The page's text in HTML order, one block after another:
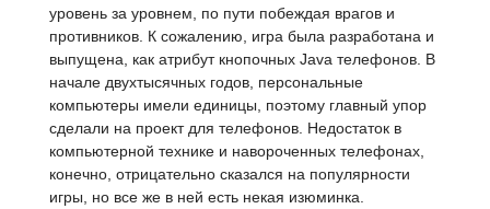
уровень за уровнем, по пути побеждая врагов и
противников. К сожалению, игра была разработана и
выпущена, как атрибут кнопочных Java телефонов. В
начале двухтысячных годов, персональные
компьютеры имели единицы, поэтому главный упор
сделали на проект для телефонов. Недостаток в
компьютерной технике и навороченных телефонах,
конечно, отрицательно сказался на популярности
игры, но все же в ней есть некая изюминка.